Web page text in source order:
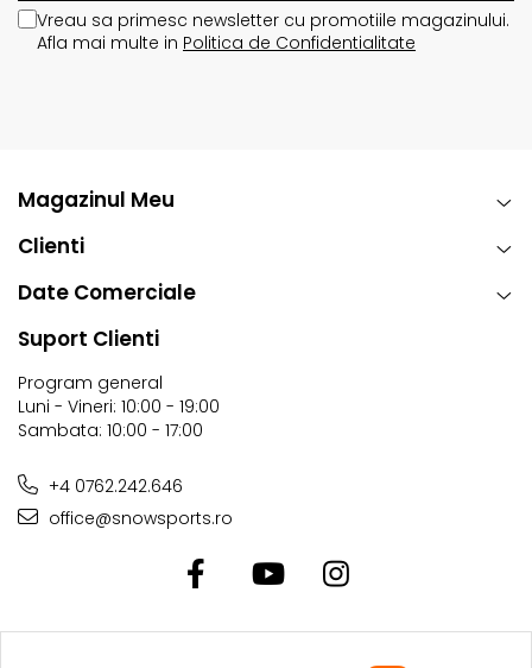
Vreau sa primesc newsletter cu promotiile magazinului.
Afla mai multe in Politica de Confidentialitate
Magazinul Meu
Clienti
Date Comerciale
Suport Clienti
Program general
Luni - Vineri: 10:00 - 19:00
Sambata: 10:00 - 17:00
+4 0762.242.646
office@snowsports.ro